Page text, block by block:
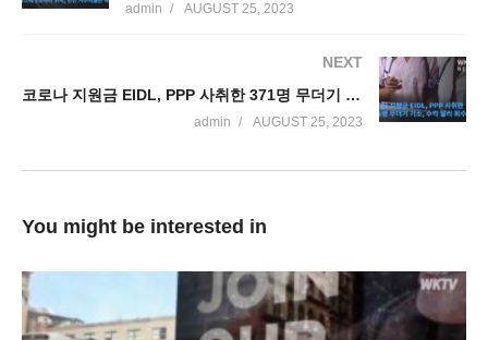
admin AUGUST 25, 2023
NEXT
코로나 지원금 EIDL, PPP 사취한 371명 무더기 기소, 수억 달러 회수시작
admin AUGUST 25, 2023
You might be interested in